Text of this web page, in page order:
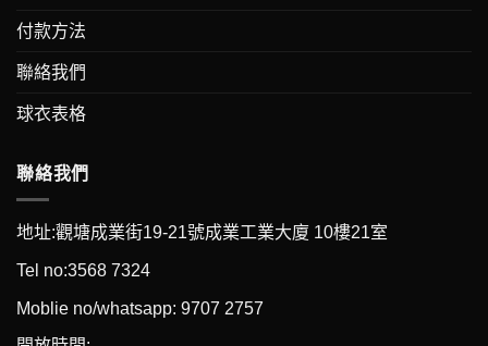
付款方法
聯絡我們
球衣表格
聯絡我們
地址:觀塘成業街19-21號成業工業大廈 10樓21室
Tel no:3568 7324
Moblie no/whatsapp: 9707 2757